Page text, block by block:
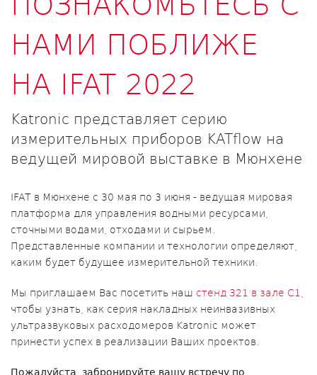
НАМИ ПОБЛИЖЕ
НА IFAT 2022
Katronic представляет серию
измерительных приборов KATflow на
ведущей мировой выставке в Мюнхене
IFAT в Мюнхене с 30 мая по 3 июня - ведущая мировая
платформа для управления водными ресурсами,
сточными водами, отходами и сырьем.
Представленные компании и технологии определяют,
каким будет будущее измерительной техники.
Мы приглашаем Вас посетить наш стенд 321 в зале C1
чтобы узнать, как серия накладных неинвазивных
ультразвуковых расходомеров Katronic может
принести успех в реализации Ваших проектов.
Пожалуйста, забронируйте вашу встречу по